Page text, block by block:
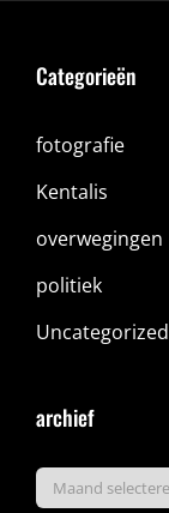
Categorieën
fotografie
Kentalis
overwegingen
politiek
Uncategorized
archief
archief